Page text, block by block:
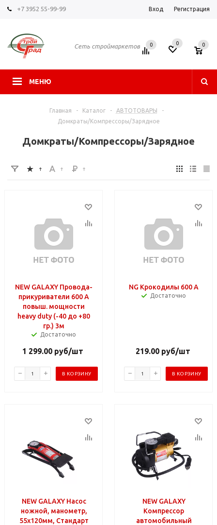
+7 3952 55-99-99 Вход Регистрация
Сеть строймаркетов
МЕНЮ
0 0 0
Главная - Каталог - АВТОТОВАРЫ
-
Домкраты/Компрессоры/Зарядное
Домкраты/Компрессоры/Зарядное
NEW GALAXY Провода-
прикуриватели 600 А
повыш. мощности
heavy duty (-40 до +80
гр.) 3м
Достаточно
1 299.00 руб/шт
В КОРЗИНУ
NG Крокодилы 600 А
Достаточно
219.00руб/шт
В КОРЗИНУ
NEW GALAXY Насос
ножной, манометр,
55x120мм, Стандарт
NEW GALAXY
Компрессор
автомобильный